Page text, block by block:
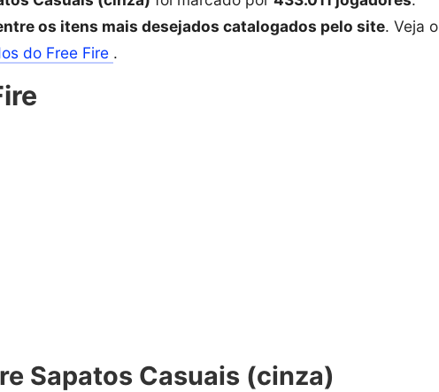
os itens mais desejados catalogados pelo site. Veja o
do Free Fire .
Sapatos Casuais (cinza)